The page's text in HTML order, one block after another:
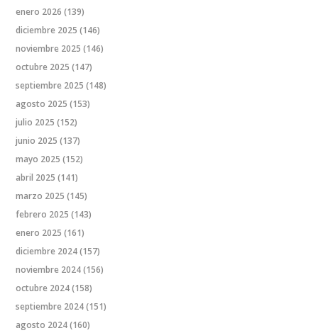
enero 2026 (139)
diciembre 2025 (146)
noviembre 2025 (146)
octubre 2025 (147)
septiembre 2025 (148)
agosto 2025 (153)
julio 2025 (152)
junio 2025 (137)
mayo 2025 (152)
abril 2025 (141)
marzo 2025 (145)
febrero 2025 (143)
enero 2025 (161)
diciembre 2024(157)
noviembre 2024(156)
octubre 2024(158)
septiembre 2024(151)
agosto 2024(160)